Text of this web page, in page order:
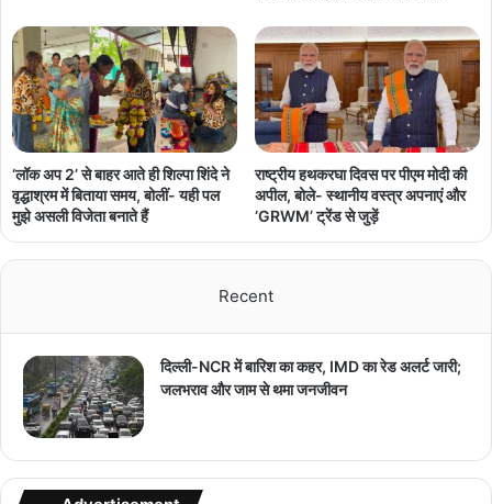
‘लॉक अप 2’ से बाहर आते ही शिल्पा शिंदे ने
वृद्धाश्रम में बिताया समय, बोलीं- यही पल
मुझे असली विजेता बनाते हैं
राष्ट्रीय हथकरघा दिवस पर पीएम मोदी की
अपील, बोले- स्थानीय वस्त्र अपनाएं और
‘GRWM’ ट्रेंड से जुड़ें
Recent
दिल्ली-NCR में बारिश का कहर, IMD का रेड अलर्ट जारी;
जलभराव और जाम से थमा जनजीवन